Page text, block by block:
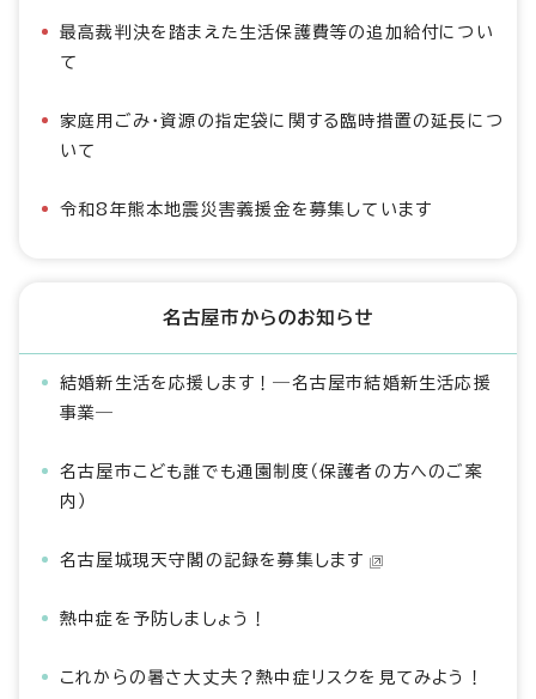
最高裁判決を踏まえた生活保護費等の追加給付につい
て
家庭用ごみ・資源の指定袋に関する臨時措置の延長につ
いて
令和8年熊本地震災害義援金を募集しています
名古屋市からのお知らせ
結婚新生活を応援します！―名古屋市結婚新生活応援
事業―
名古屋市こども誰でも通園制度（保護者の方へのご案
内）
名古屋城現天守閣の記録を募集します
熱中症を予防しましょう！
これからの暑さ大丈夫？熱中症リスクを見てみよう！